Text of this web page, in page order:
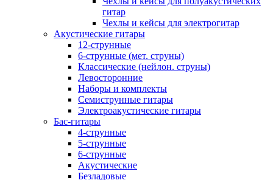
гитар
Чехлы и кейсы для электрогитар
Акустические гитары
12-струнные
6-струнные (мет. струны)
Классические (нейлон. струны)
Левосторонние
Наборы и комплекты
Семиструнные гитары
Электроакустические гитары
Бас-гитары
4-струнные
5-струнные
6-струнные
Акустические
Безладовые